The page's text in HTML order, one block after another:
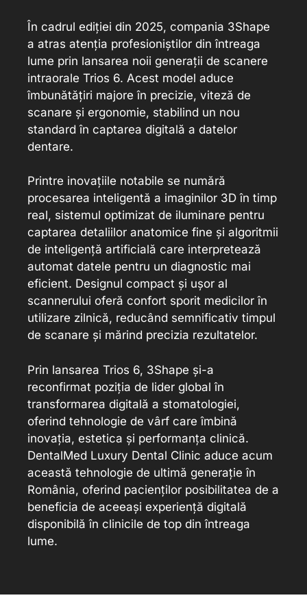
În cadrul ediției din 2025, compania 3Shape
a atras atenția profesioniștilor din întreaga
lume prin lansarea noii generații de scanere
intraorale Trios 6. Acest model aduce
îmbunătățiri majore în precizie, viteză de
scanare și ergonomie, stabilind un nou
standard în captarea digitală a datelor
dentare.
Printre inovațiile notabile se numără
procesarea inteligentă a imaginilor 3D în timp
real, sistemul optimizat de iluminare pentru
captarea detaliilor anatomice fine și algoritmii
de inteligență artificială care interpretează
automat datele pentru un diagnostic mai
eficient. Designul compact și ușor al
scannerului oferă confort sporit medicilor în
utilizare zilnică, reducând semnificativ timpul
de scanare și mărind precizia rezultatelor.
Prin lansarea Trios 6, 3Shape și-a
reconfirmat poziția de lider global în
transformarea digitală a stomatologiei,
oferind tehnologie de vârf care îmbină
inovația, estetica și performanța clinică.
DentalMed Luxury Dental Clinic aduce acum
această tehnologie de ultimă generație în
România, oferind pacienților posibilitatea de a
beneficia de aceeași experiență digitală
disponibilă în clinicile de top din întreaga
lume.